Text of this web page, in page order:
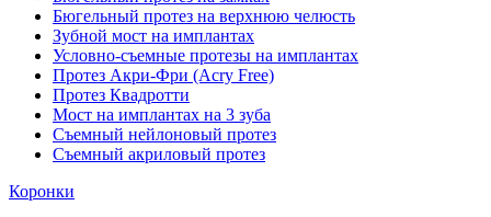
Бюгельный протез на верхнюю челюсть
Зубной мост на имплантах
Условно-съемные протезы на имплантах
Протез Акри-Фри (Acry Free)
Протез Квадротти
Мост на имплантах на 3 зуба
Съемный нейлоновый протез
Съемный акриловый протез
Коронки